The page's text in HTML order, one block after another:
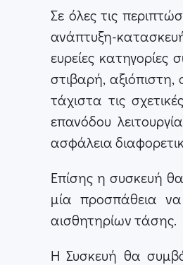
Σε όλες τις
ανάπτυξη-
ευρείες
στιβαρή,
τάχιστα τις
επανόδου
ασφάλεια
Επίσης η συσκευή
μία προσπάθεια
αισθητηρίων τάσης.
Η Συσκευή θα